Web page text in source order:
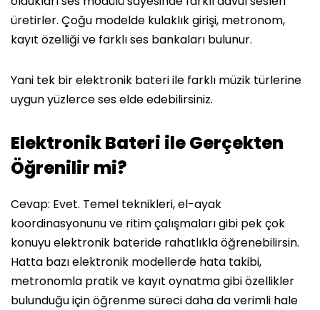
üretirler. Çoğu modelde kulaklık girişi, metronom,
kayıt özelliği ve farklı ses bankaları bulunur.
Yani tek bir elektronik bateri ile farklı müzik türlerine
uygun yüzlerce ses elde edebilirsiniz.
Elektronik Bateri ile Gerçekten
Öğrenilir mi?
Cevap: Evet. Temel teknikleri, el-ayak
koordinasyonunu ve ritim çalışmaları gibi pek çok
konuyu elektronik bateride rahatlıkla öğrenebilirsin.
Hatta bazı elektronik modellerde hata takibi,
metronomla pratik ve kayıt oynatma gibi özellikler
bulunduğu için öğrenme süreci daha da verimli hale